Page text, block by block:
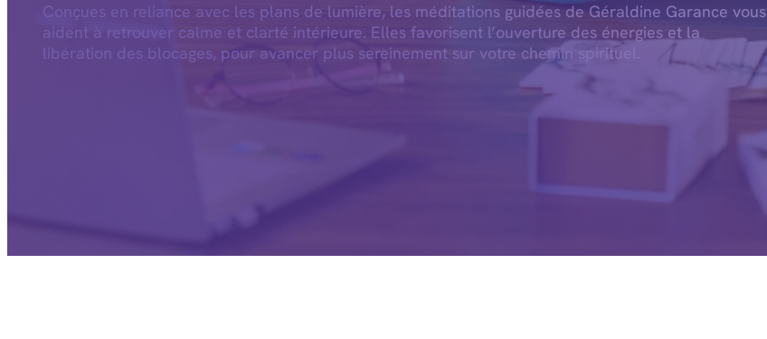
Conçues en reliance avec les plans de lumière, les méditations guidées de Géraldine Garance vous
aident à retrouver calme et clarté intérieure. Elles favorisent l’ouverture des énergies et la
libération des blocages, pour avancer plus sereinement sur votre chemin spirituel.